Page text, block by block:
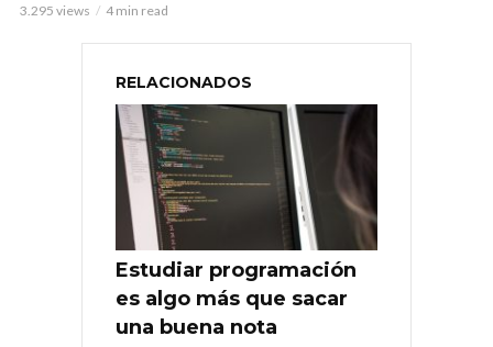
3.295 views 4 min read
RELACIONADOS
Estudiar programación
es algo más que sacar
una buena nota